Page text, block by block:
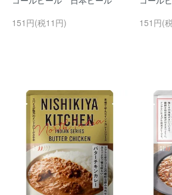
151円(税11円)
151円(